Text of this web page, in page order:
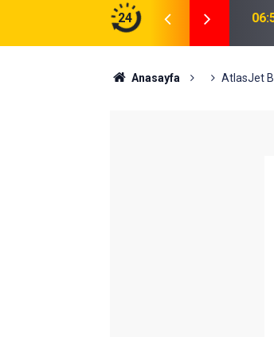
24
Gerekenler: Telegram Gruplarında Daha
Anasayfa AtlasJet